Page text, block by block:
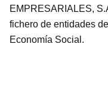
EMPRESARIALES,
fichero de entidades
Economía Social.